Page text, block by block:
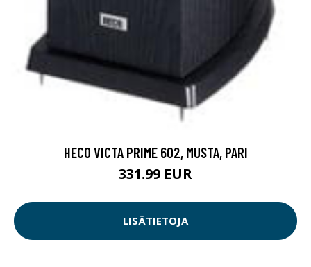
HECO VICTA PRIME 602, MUSTA, PARI
331.99 EUR
LISÄTIETOJA